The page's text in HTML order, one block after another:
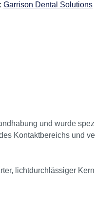
Garrison Dental Solutions
und wurde
Kontaktbereichs und
lichtdurchlässiger